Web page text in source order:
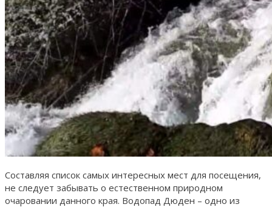
Составляя список самых интересных мест для посещения,
не следует забывать о естественном природном
очаровании данного края. Водопад Дюден – одно из